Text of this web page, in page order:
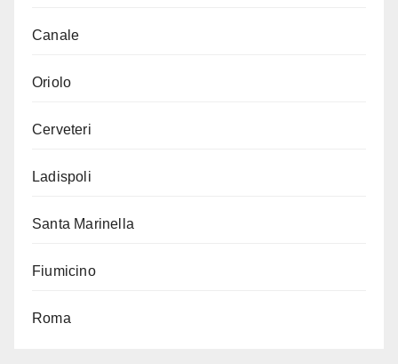
Canale
Oriolo
Cerveteri
Ladispoli
Santa Marinella
Fiumicino
Roma